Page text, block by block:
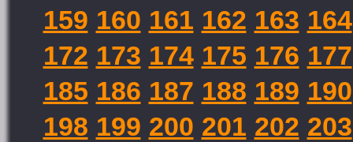
159 160 161 162 163 164
172 173 174 175 176 177
185 186 187 188 189 190
198 199 200 201 202 203